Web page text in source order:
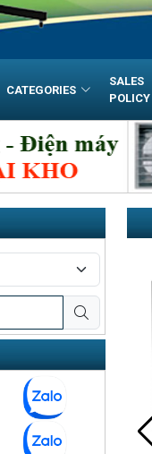
CATEGORIES
SALES
POLICY